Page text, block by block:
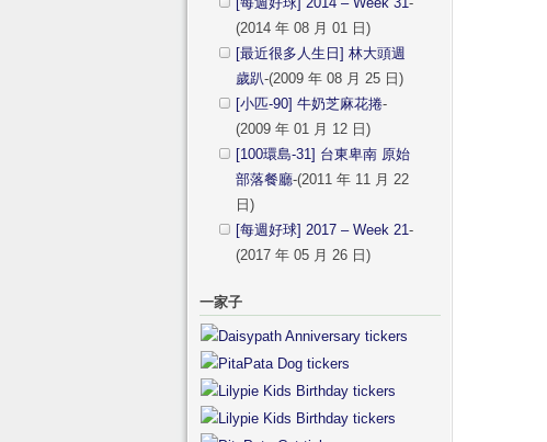
(2014 年 08 月 01 日)
[最近很多人生日] 林大頭週
歲趴-(2009 年 08 月 25 日)
[小匹-90] 牛奶芝麻花捲-
(2009 年 01 月 12 日)
[100環島-31] 台東卑南 原始
部落餐廳-(2011 年 11 月 22
日)
[每週好球] 2017 – Week 21-
(2017 年 05 月 26 日)
一家子